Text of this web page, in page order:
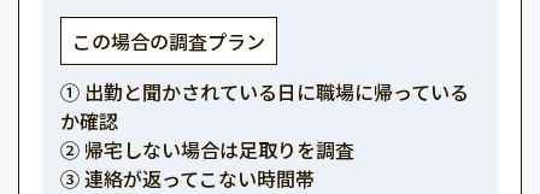
この場合の調査プラン
① 出勤と聞かされている日に職場に帰っている
か確認
② 帰宅しない場合は足取りを調査
③ 連絡が返ってこない時間帯